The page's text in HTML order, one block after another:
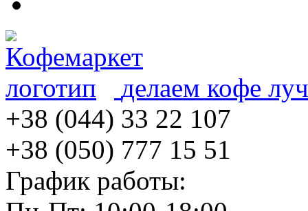
делаем кофе
+38 (044) 33 22 107
+38 (050) 777 15 51
График работы: